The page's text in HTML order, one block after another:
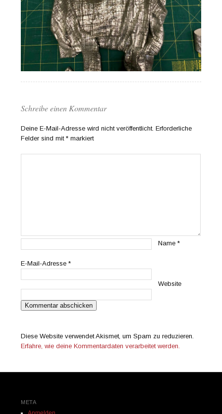
Schreibe einen Kommentar
Deine E-Mail-Adresse wird nicht veröffentlicht. Erforderliche
Felder sind mit* markiert
Name*
E-Mail-Adresse*
Website
Diese Website verwendet Akismet, um Spam zu reduzieren.
Erfahre, wie deine Kommentardaten verarbeitet werden.
META